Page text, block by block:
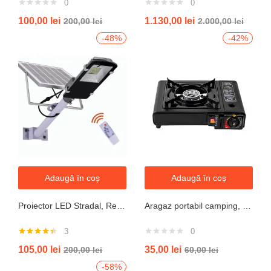
0
100,00 lei 200,00lei
0
1.130,00 lei 2.000,00lei
-48%
Adaugă în coș
4.33din 5
3
105,00 lei 200,00lei
-42%
Adaugă în coș
0
35,00 lei 60,00lei
-58%